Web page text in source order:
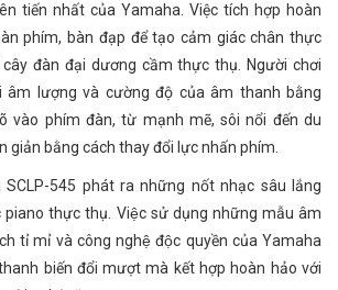
tiến nhất của Yamaha. Việc tích hợp hoàn
phím, bàn đạp để tạo cảm giác chân thực
đàn đại dương cầm thực thụ. Người chơi
âm lượng và cường độ của âm thanh bằng
vào phím đàn, từ mạnh mẽ, sôi nổi đến du
giản bằng cách thay đổi lực nhấn phím.
SCLP-545 phát ra những nốt nhạc sâu lắng
piano thực thụ. Việc sử dụng những mẫu âm
tỉ mỉ và công nghệ độc quyền của Yamaha
biến đổi mượt mà kết hợp hoàn hảo với